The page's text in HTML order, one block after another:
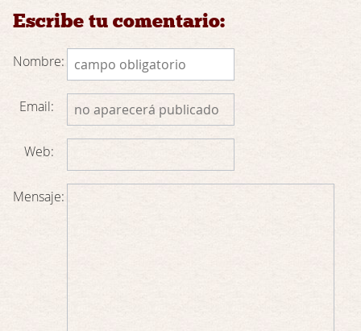
Escribe tu comentario:
Nombre:
Email:
Web:
Mensaje: